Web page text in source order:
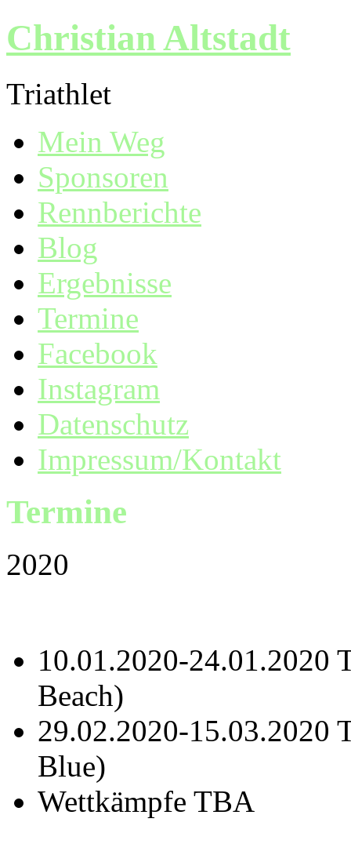
Christian Altstadt
Triathlet
Mein Weg
Sponsoren
Rennberichte
Blog
Ergebnisse
Termine
Facebook
Instagram
Datenschutz
Impressum/Kontakt
Termine
2020
10.01.2020-24.01.2020
Beach)
29.02.2020-15.03.2020
Blue)
Wettkämpfe TBA